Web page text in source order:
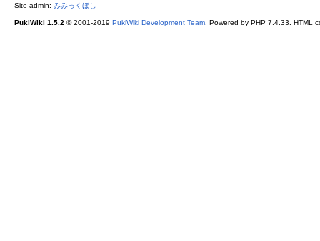
Site admin: みみっくほし
PukiWiki 1.5.2 © 2001-2019 PukiWiki Development Team. Powered by PHP 7.4.33. HTML